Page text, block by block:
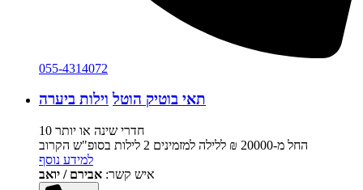
055-4314072
תאי בוטיק הוטל וילות ביערה
10 חדרי שינה או יותר
החל מ-‏20000 ₪ ללילה למזמינים 2 לילות בסופ"ש הקרוב
למידע נוסף
איש קשר: אבירם / יואב